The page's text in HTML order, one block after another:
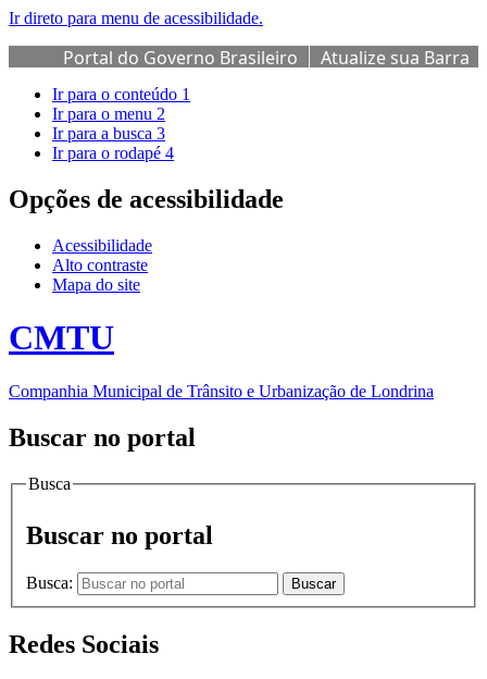
Ir direto para menu de acessibilidade.
Portal do Governo Brasileiro
Atualize sua Barra
de Governo
Ir para o conteúdo 1
Ir para o menu 2
Ir para a busca 3
Ir para o rodapé 4
Opções de acessibilidade
Acessibilidade
Alto contraste
Mapa do site
CMTU
Companhia Municipal de Trânsito e Urbanização de Londrina
Buscar no portal
Busca
Buscar no portal
Busca: Buscar
Redes Sociais